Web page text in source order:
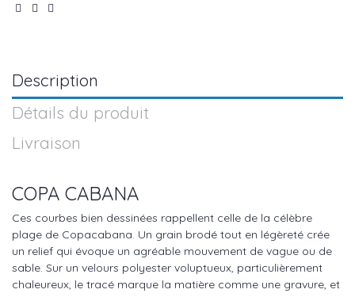
Description
Détails du produit
Livraison
COPA CABANA
Ces courbes bien dessinées rappellent celle de la célèbre
plage de Copacabana. Un grain brodé tout en légèreté crée
un relief qui évoque un agréable mouvement de vague ou de
sable. Sur un velours polyester voluptueux, particulièrement
chaleureux, le tracé marque la matière comme une gravure, et